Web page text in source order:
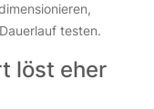
testen.
löst eher